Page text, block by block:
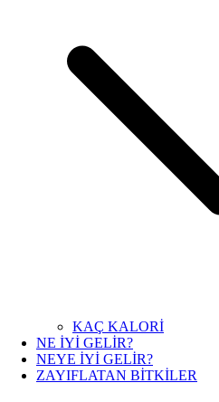
KAÇ KALORİ
NE İYİ GELİR?
NEYE İYİ GELİR?
ZAYIFLATAN BİTKİLER